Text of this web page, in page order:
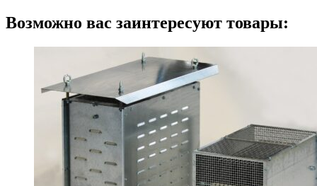
Возможно вас заинтересуют товары: